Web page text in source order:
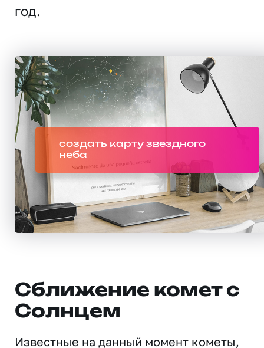
год.
создать карту звездного
неба
Сближение комет с
Солнцем
Известные на данный момент кометы,